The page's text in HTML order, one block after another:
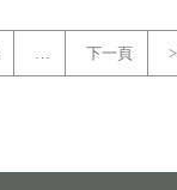
… 下一頁